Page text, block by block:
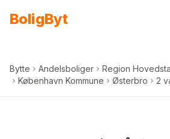
BoligByt
Bytte Andelsboliger Region
København Kommune
Østerbro 2